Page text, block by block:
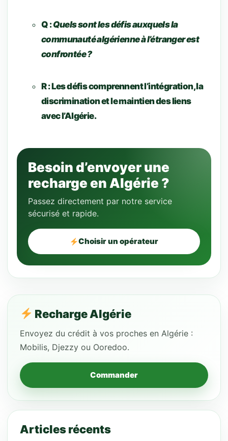
Q :Quels sont les défis auxquels la
communauté algérienne à l’étranger est
confrontée ?
R :Les défis comprennent l’intégration, la
discrimination et le maintien des liens
avec l’Algérie.
Besoin d’envoyer une
recharge en Algérie ?
Passez directement par notre service
sécurisé et rapide.
Choisir un opérateur
Recharge Algérie
Envoyez du crédit à vos proches en Algérie :
Mobilis, Djezzy ou Ooredoo.
Commander
Articles récents